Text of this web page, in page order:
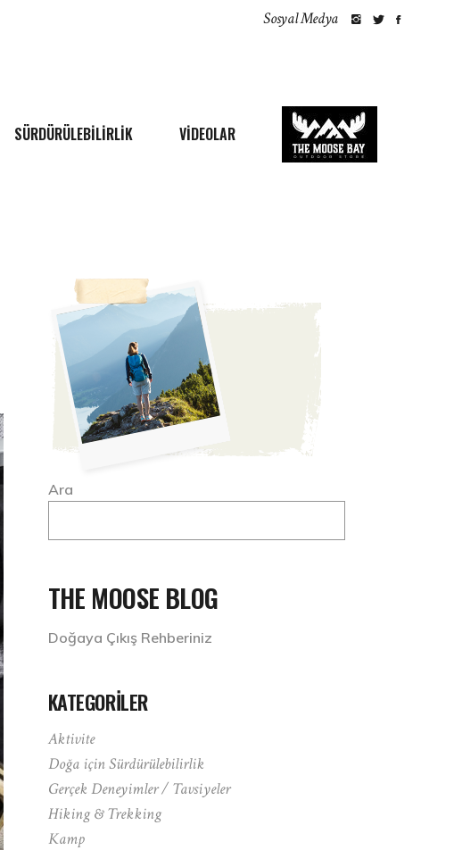
Sosyal Medya
SÜRDÜRÜLEBILIRLIK VİDEOLAR
Ara
THE MOOSE BLOG
Doğaya Çıkış Rehberiniz
KATEGORILER
Aktivite
Doğa için Sürdürülebilirlik
Gerçek Deneyimler / Tavsiyeler
Hiking & Trekking
Kamp